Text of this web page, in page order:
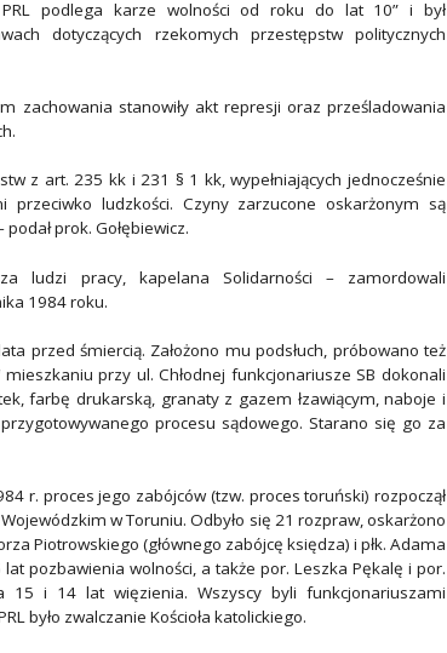
podlega karze wolności od roku do lat 10” i był
dotyczących rzekomych przestępstw politycznych
zachowania stanowiły akt represji oraz prześladowania
z art. 235 kk i 231 § 1 kk, wypełniających jednocześnie
ludzkości. Czyny zarzucone oskarżonym są
prok. Gołębiewicz.
ludzi pracy, kapelana Solidarności – zamordowali
1984 roku.
przed śmiercią. Założono mu podsłuch, próbowano też
przy ul. Chłodnej funkcjonariusze SB dokonali
farbę drukarską, granaty z gazem łzawiącym, naboje i
procesu sądowego. Starano się go za
r. proces jego zabójców (tzw. proces toruński) rozpoczął
w Toruniu. Odbyło się 21 rozpraw, oskarżono
Piotrowskiego (głównego zabójcę księdza) i płk. Adama
pozbawienia wolności, a także por. Leszka Pękalę i por.
15 i 14 lat więzienia. Wszyscy byli funkcjonariuszami
było zwalczanie Kościoła katolickiego.